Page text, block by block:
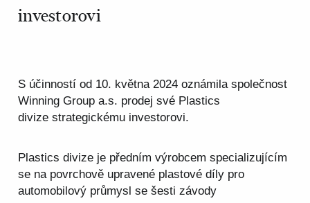
investorovi
S účinností od 10. května 2024 oznámila společnost
Winning Group a.s. prodej své Plastics
divize strategickému investorovi.
Plastics divize je předním výrobcem specializujícím
se na povrchově upravené plastové díly pro
automobilový průmysl se šesti závody